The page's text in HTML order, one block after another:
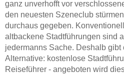
ganz unverhofft vor
den neuesten Szeneclub
durchaus gegeben.
altbackene Stadtführungen sind
jedermanns Sache. Deshalb
Alternative: kostenlose
Reiseführer - angeboten wird